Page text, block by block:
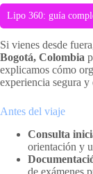
Lipo 360: guía
Si vienes desde
Bogotá, Colombia
explicamos cómo
experiencia segura y
Antes del viaje
Consulta
orientación y
de exámenes